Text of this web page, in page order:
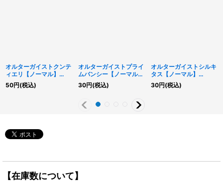
オルターガイストクンテ
ィエリ【ノーマル】
{CIBR-JP015}《モンス
ター》
50円(税込)
オルターガイストプライ
ムバンシー【ノーマル】
{AC03-JP058}《リン
ク》
30円(税込)
オルターガイストシルキ
タス【ノーマル】
{AC03-JP054}《モン
スター》
30円(税込)
【在庫数について】